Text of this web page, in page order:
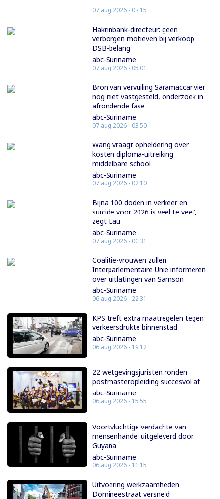
07 aug 2026 - 07:15
Hakrinbank-directeur: geen
verborgen motieven bij verkoop
DSB-belang
abc-Suriname
07 aug 2026 - 05:01
Bron van vervuiling Saramaccarivier
nog niet vastgesteld, onderzoek in
afrondende fase
abc-Suriname
07 aug 2026 - 03:50
Wang vraagt opheldering over
kosten diploma-uitreiking
middelbare school
abc-Suriname
07 aug 2026 - 02:10
Bijna 100 doden in verkeer en
suïcide voor 2026 is veel te veel’,
zegt Lau
abc-Suriname
07 aug 2026 - 00:31
Coalitie-vrouwen zullen
Interparlementaire Unie informeren
over uitlatingen van Samson
abc-Suriname
06 aug 2026 - 22:31
KPS treft extra maatregelen tegen
verkeersdrukte binnenstad
abc-Suriname
06 aug 2026 - 19:12
22 wetgevingsjuristen ronden
postmasteropleiding succesvol af
abc-Suriname
06 aug 2026 - 15:55
Voortvluchtige verdachte van
mensenhandel uitgeleverd door
Guyana
abc-Suriname
06 aug 2026 - 11:15
Uitvoering werkzaamheden
Domineestraat versneld